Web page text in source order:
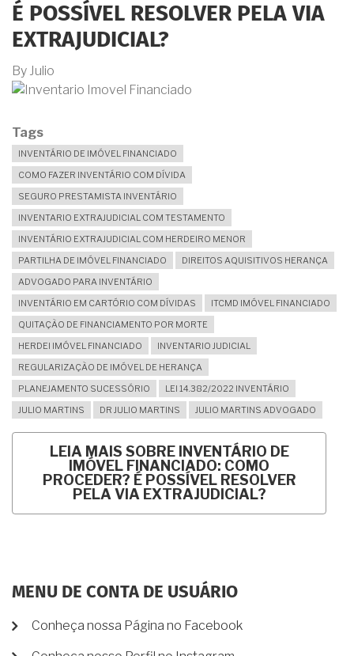
É POSSÍVEL RESOLVER PELA VIA
EXTRAJUDICIAL?
By Julio
Tags
INVENTÁRIO DE IMÓVEL FINANCIADO
COMO FAZER INVENTÁRIO COM DÍVIDA
SEGURO PRESTAMISTA INVENTÁRIO
INVENTARIO EXTRAJUDICIAL COM TESTAMENTO
INVENTÁRIO EXTRAJUDICIAL COM HERDEIRO MENOR
PARTILHA DE IMÓVEL FINANCIADO
DIREITOS AQUISITIVOS HERANÇA
ADVOGADO PARA INVENTÁRIO
INVENTÁRIO EM CARTÓRIO COM DÍVIDAS
ITCMD IMÓVEL FINANCIADO
QUITAÇÃO DE FINANCIAMENTO POR MORTE
HERDEI IMÓVEL FINANCIADO
INVENTARIO JUDICIAL
REGULARIZAÇÃO DE IMÓVEL DE HERANÇA
PLANEJAMENTO SUCESSÓRIO
LEI 14.382/2022 INVENTÁRIO
JULIO MARTINS
DR JULIO MARTINS JULIO MARTINS ADVOGADO
LEIA MAIS SOBRE INVENTÁRIO DE
IMÓVEL FINANCIADO: COMO
PROCEDER? É POSSÍVEL RESOLVER
PELA VIA EXTRAJUDICIAL?
MENU DE CONTA DE USUÁRIO
Conheça nossa Página no Facebook